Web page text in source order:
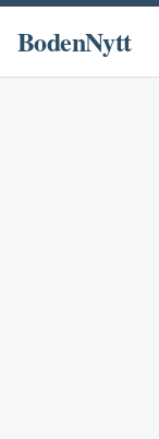
BodenNytt